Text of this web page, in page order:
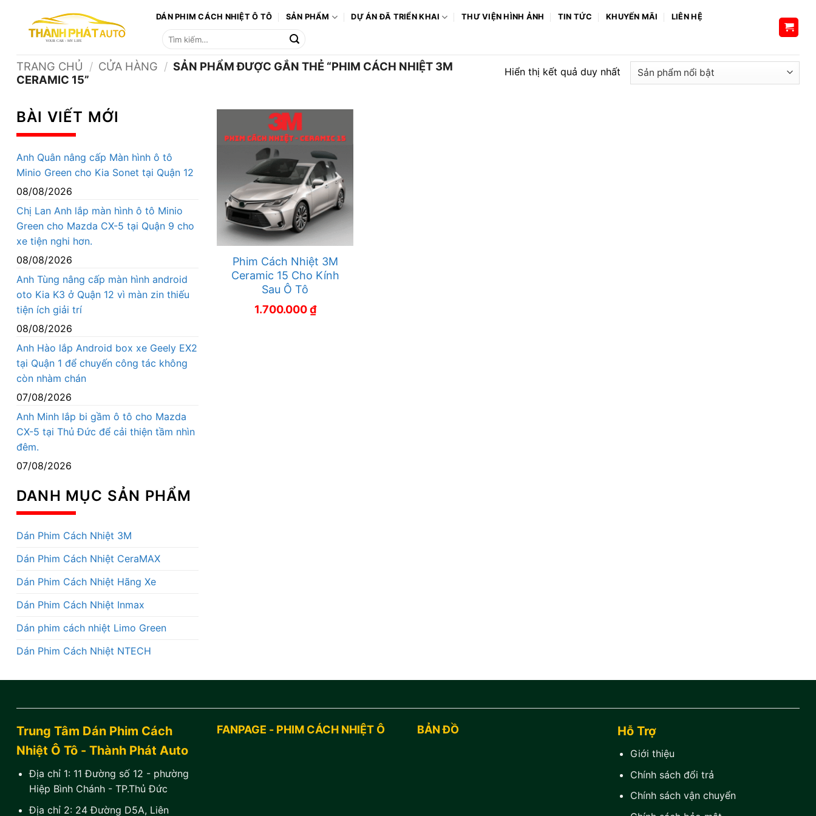
dung
DÁN PHIM CÁCH NHIỆT Ô TÔ SẢN PHẨM DỰ ÁN ĐÃ TRIỂN KHAI THƯ VIỆN HÌNH ẢNH TIN TỨC KHUYẾN MÃI
LIÊN HỆ
Tìm
TRANG CHỦ / CỬA HÀNG / SẢN PHẨM ĐƯỢC GẮN THẺ “PHIM CÁCH NHIỆT 3M
CERAMIC 15”
Hiển thị kết quả duy nhất
BÀI VIẾT MỚI
Anh Quân nâng cấp Màn hình ô tô
Minio Green cho Kia Sonet tại Quận 12
08/08/2026
Chị Lan Anh lắp màn hình ô tô Minio
Green cho Mazda CX-5 tại Quận 9 cho
xe tiện nghi hơn.
08/08/2026
Anh Tùng nâng cấp màn hình android
oto Kia K3 ở Quận 12 vì màn zin thiếu
tiện ích giải trí
08/08/2026
Anh Hào lắp Android box xe Geely EX2
tại Quận 1 để chuyến công tác không
còn nhàm chán
07/08/2026
Anh Minh lắp bi gầm ô tô cho Mazda
CX-5 tại Thủ Đức để cải thiện tầm nhìn
đêm.
07/08/2026
DANH MỤC SẢN PHẨM
Dán Phim Cách Nhiệt 3M
Dán Phim Cách Nhiệt CeraMAX
Dán Phim Cách Nhiệt Hãng Xe
Dán Phim Cách Nhiệt Inmax
Dán phim cách nhiệt Limo Green
Dán Phim Cách Nhiệt NTECH
Phim Cách Nhiệt 3M
Ceramic 15 Cho Kính
Sau Ô Tô
1.700.000₫
Trung Tâm Dán Phim Cách
Nhiệt Ô Tô - Thành Phát Auto
Địa chỉ 1: 11 Đường số 12 - phường
Hiệp Bình Chánh - TP.Thủ Đức
Địa chỉ 2: 24 Đường D5A, Liên
FANPAGE - PHIM CÁCH NHIỆT Ô BẢN ĐỒ Hỗ Trợ
Giới thiệu
Chính sách đổi trả
Chính sách vận chuyển